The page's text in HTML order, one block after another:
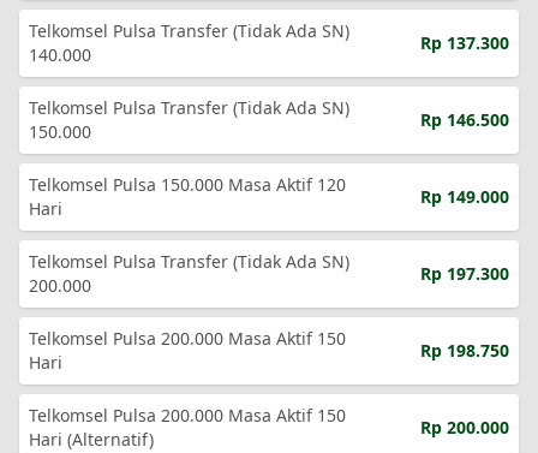
Telkomsel Pulsa Transfer (Tidak Ada SN)
140.000
Rp 137.300
Telkomsel Pulsa Transfer (Tidak Ada SN)
150.000
Rp 146.500
Telkomsel Pulsa 150.000 Masa Aktif 120
Hari
Rp 149.000
Telkomsel Pulsa Transfer (Tidak Ada SN)
200.000
Rp 197.300
Telkomsel Pulsa 200.000 Masa Aktif 150
Hari
Rp 198.750
Telkomsel Pulsa 200.000 Masa Aktif 150
Hari (Alternatif)
Rp 200.000